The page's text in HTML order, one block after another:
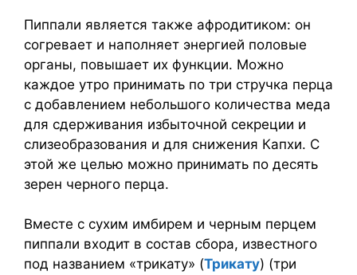
Пиппали является также афродитиком: он
согревает и наполняет энергией половые
органы, повышает их функции. Можно
каждое утро принимать по три стручка перца
с добавлением небольшого количества меда
для сдерживания избыточной секреции и
слизеобразования и для снижения Капхи. С
этой же целью можно принимать по десять
зерен черного перца.
Вместе с сухим имбирем и черным перцем
пиппали входит в состав сбора, известного
под названием «трикату» (Трикату) (три